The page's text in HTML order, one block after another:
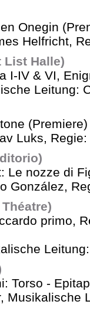
Onegin
Helfricht,
List Halle)
I-IV & VI,
Leitung:
(Premiere)
Luks,
Le nozze di
González,
primo,
Torso -
Musikalische